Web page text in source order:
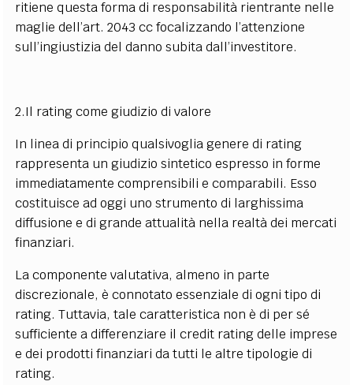
ritiene questa forma di responsabilità rientrante nelle
maglie dell’art. 2043 cc focalizzando l’attenzione
sull’ingiustizia del danno subita dall’investitore.
2.Il rating come giudizio di valore
In linea di principio qualsivoglia genere di rating
rappresenta un giudizio sintetico espresso in forme
immediatamente comprensibili e comparabili. Esso
costituisce ad oggi uno strumento di larghissima
diffusione e di grande attualità nella realtà dei mercati
finanziari.
La componente valutativa, almeno in parte
discrezionale, è connotato essenziale di ogni tipo di
rating. Tuttavia, tale caratteristica non è di per sé
sufficiente a differenziare il credit rating delle imprese
e dei prodotti finanziari da tutti le altre tipologie di
rating.